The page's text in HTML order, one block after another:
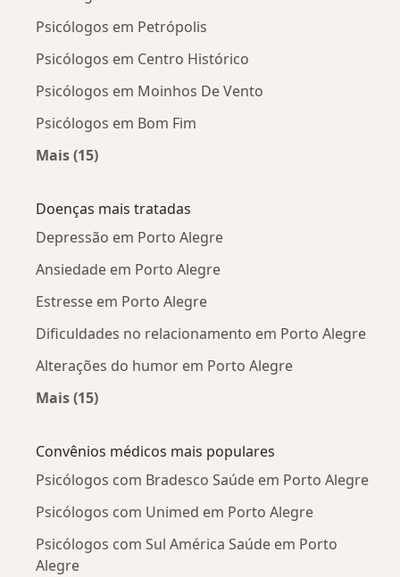
Psicólogos em Petrópolis
Psicólogos em Centro Histórico
Psicólogos em Moinhos De Vento
Psicólogos em Bom Fim
Mais (15)
Doenças mais tratadas
Depressão em Porto Alegre
Ansiedade em Porto Alegre
Estresse em Porto Alegre
Dificuldades no relacionamento em Porto Alegre
Alterações do humor em Porto Alegre
Mais (15)
Convênios médicos mais populares
Psicólogos com Bradesco Saúde em Porto Alegre
Psicólogos com Unimed em Porto Alegre
Psicólogos com Sul América Saúde em Porto
Alegre